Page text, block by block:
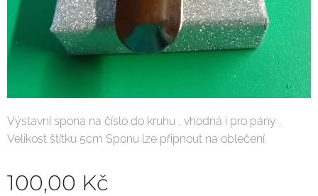
Výstavní spona na číslo do kruhu , vhodná i pro pány .
Velikost štítku 5cm Sponu lze připnout na oblečení.
100,00 Kč